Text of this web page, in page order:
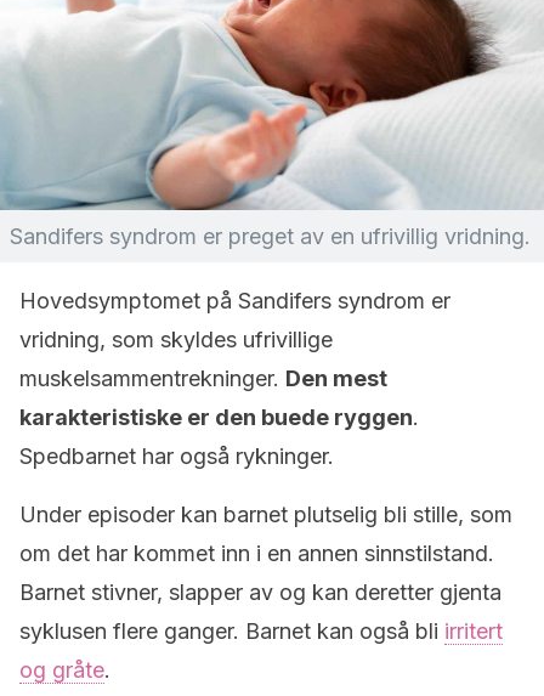
Sandifers syndrom er preget av en ufrivillig vridning.
Hovedsymptomet på Sandifers syndrom er
vridning, som skyldes ufrivillige
muskelsammentrekninger. Den mest
karakteristiske er den buede ryggen.
Spedbarnet har også rykninger.
Under episoder kan barnet plutselig bli stille, som
om det har kommet inn i en annen sinnstilstand.
Barnet stivner, slapper av og kan deretter gjenta
syklusen flere ganger. Barnet kan også bli irritert
og gråte.